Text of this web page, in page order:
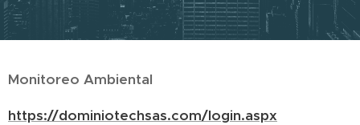
Monitoreo Ambiental
https://dominiotechsas.com/login.aspx